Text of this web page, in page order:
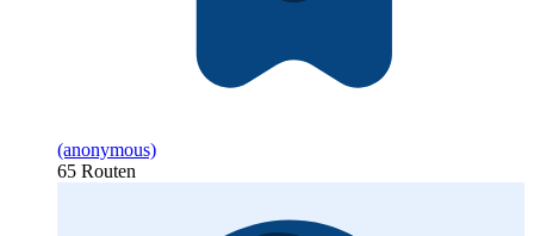
(anonymous)
65 Routen